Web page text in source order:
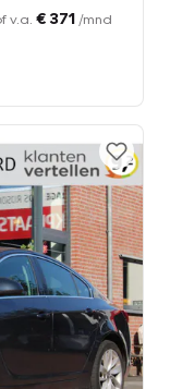
v.a. € 371 /mnd